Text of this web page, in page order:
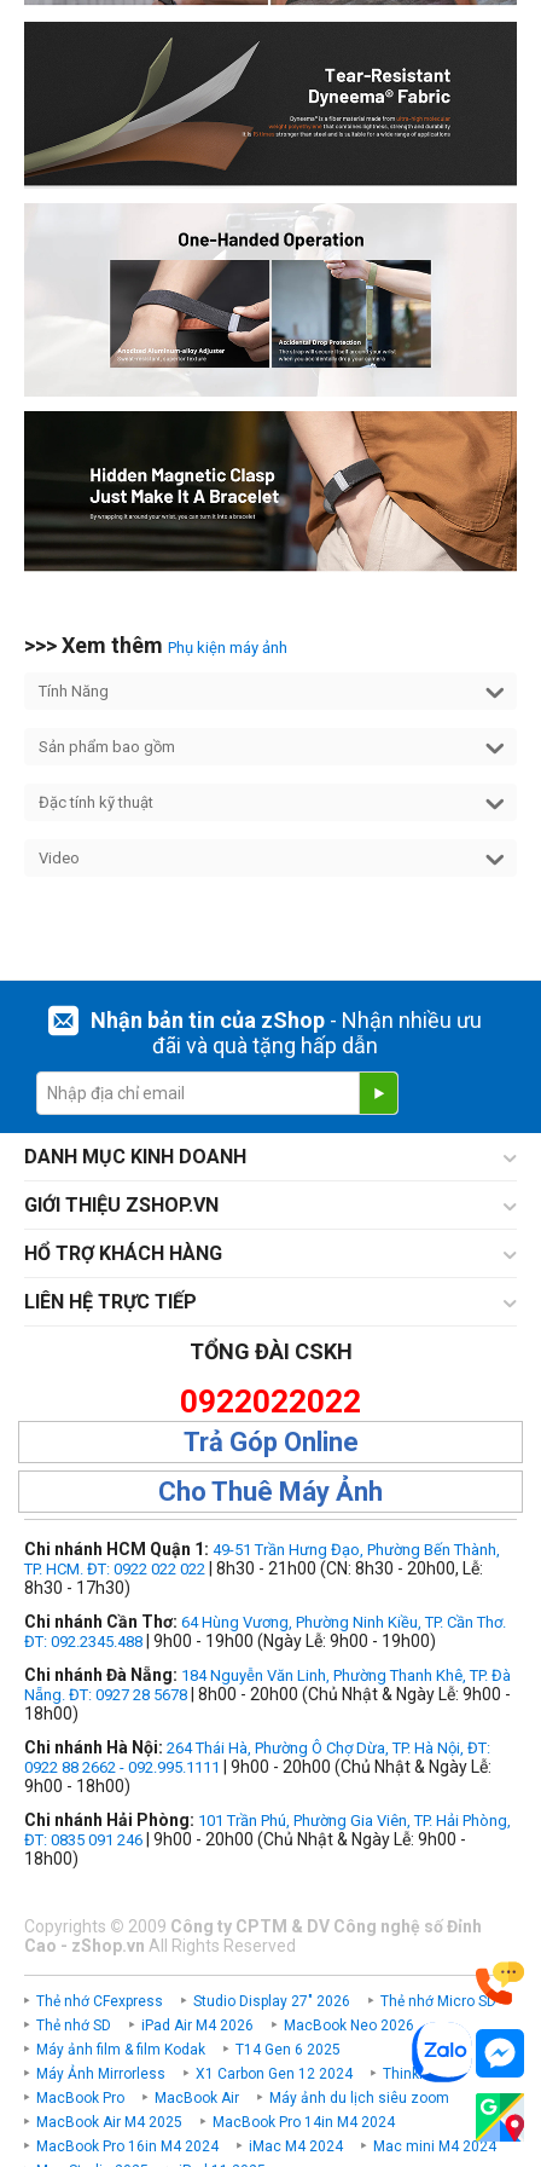
>>> Xem thêm Phụ kiện máy ảnh
Tính Năng
Sản phẩm bao gồm
Đặc tính kỹ thuật
Video
Nhận bản tin của zShop- Nhận nhiều ưu
đãi và quà tặng hấp dẫn
DANH MỤC KINH DOANH
GIỚI THIỆU ZSHOP.VN
HỔ TRỢ KHÁCH HÀNG
LIÊN HỆ TRỰC TIẾP
TỔNG ĐÀI CSKH
0922022022
Trả Góp Online
Cho Thuê Máy Ảnh
Chi nhánh HCM Quận 1: 49-51 Trần Hưng Đạo, Phường Bến Thành,
TP. HCM. ĐT: 0922 022 022 | 8h30 - 21h00 (CN: 8h30 - 20h00, Lễ:
8h30 - 17h30)
Chi nhánh Cần Thơ: 64 Hùng Vương, Phường Ninh Kiều, TP. Cần Thơ.
ĐT: 092.2345.488 | 9h00 - 19h00 (Ngày Lễ: 9h00 - 19h00)
Chi nhánh Đà Nẵng: 184 Nguyễn Văn Linh, Phường Thanh Khê, TP. Đà
Nẵng. ĐT: 0927 28 5678 | 8h00 - 20h00 (Chủ Nhật & Ngày Lễ: 9h00 -
18h00)
Chi nhánh Hà Nội: 264 Thái Hà, Phường Ô Chợ Dừa, TP. Hà Nội, ĐT:
0922 88 2662 - 092.995.1111
| 9h00 - 20h00 (Chủ Nhật & Ngày Lễ:
9h00 - 18h00)
Chi nhánh Hải Phòng: 101 Trần Phú, Phường Gia Viên, TP. Hải Phòng,
ĐT: 0835 091 246 | 9h00 - 20h00 (Chủ Nhật & Ngày Lễ: 9h00 -
18h00)
Copyrights © 2009 Công ty CPTM & DV Công nghệ số Đỉnh
Cao - zShop.vn All Rights Reserved
Thẻ nhớ CFexpress Studio Display 27" 2026
Thẻ nhớ Micro SD
Thẻ nhớ SD
iPad Air M4 2026
MacBook Neo 2026
Máy ảnh film & film Kodak
T14 Gen 6 2025
Máy Ảnh Mirrorless
X1 Carbon Gen 12 2024
ThinkPad P
MacBook Pro
MacBook Air
Máy ảnh du lịch siêu zoom
MacBook Air M4 2025
MacBook Pro 14in M4 2024
MacBook Pro 16in M4 2024
iMac M4 2024
Mac mini M4 2024